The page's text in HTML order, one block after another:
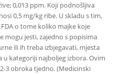
0,013 ppm. Koji podnošljiva
0,5 mg/kg ribe. U skladu s tim,
o tome koliko majke koje
mogu jesti, zajedno s popisima
ili ih treba izbjegavati, mjesta
kategoriji najboljeg izbora. Ovim
3 obroka tjedno. (Medicinski